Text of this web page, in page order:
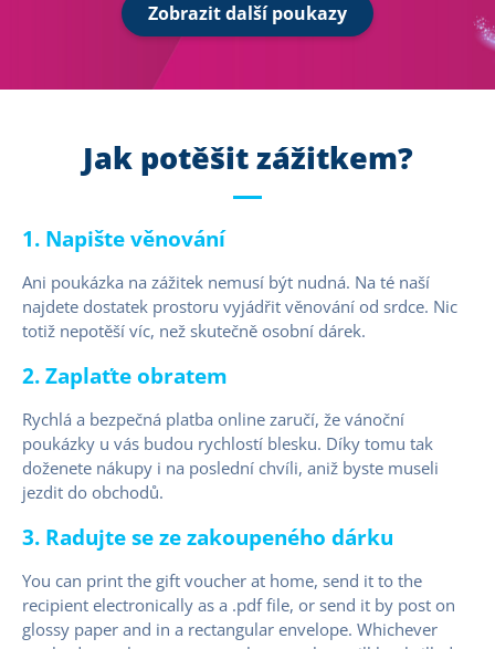
Zobrazit další poukazy
Jak potěšit zážitkem?
1. Napište věnování
Ani poukázka na zážitek nemusí být nudná. Na té naší
najdete dostatek prostoru vyjádřit věnování od srdce. Nic
totiž nepotěší víc, než skutečně osobní dárek.
2. Zaplaťte obratem
Rychlá a bezpečná platba online zaručí, že vánoční
poukázky u vás budou rychlostí blesku. Díky tomu tak
doženete nákupy i na poslední chvíli, aniž byste museli
jezdit do obchodů.
3. Radujte se ze zakoupeného dárku
You can print the gift voucher at home, send it to the
recipient electronically as a .pdf file, or send it by post on
glossy paper and in a rectangular envelope. Whichever